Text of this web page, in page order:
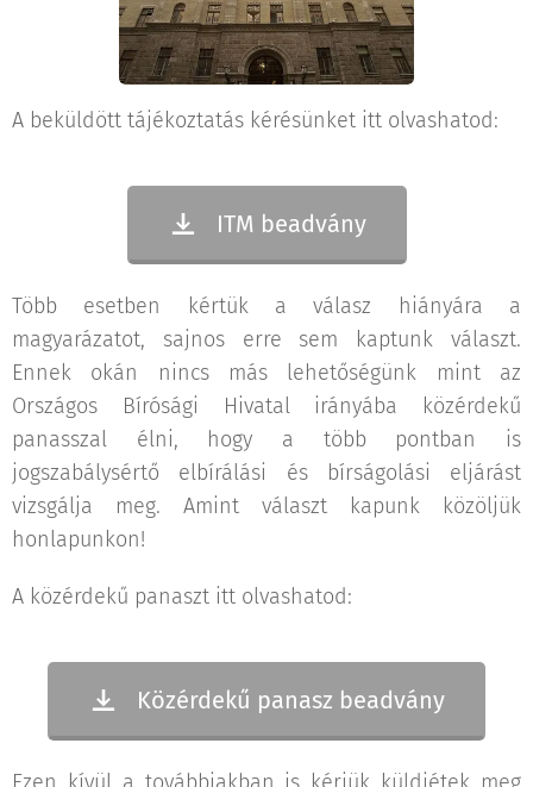
A beküldött tájékoztatás kérésünket itt olvashatod:
ITM beadvány
Több esetben kértük a válasz hiányára a
magyarázatot, sajnos erre sem kaptunk választ.
Ennek okán nincs más lehetőségünk mint az
Országos Bírósági Hivatal irányába közérdekű
panasszal élni, hogy a több pontban is
jogszabálysértő elbírálási és bírságolási eljárást
vizsgálja meg. Amint választ kapunk közöljük
honlapunkon!
A közérdekű panaszt itt olvashatod:
Közérdekű panasz beadvány
Ezen kívül a továbbiakban is kérjük küldjétek meg